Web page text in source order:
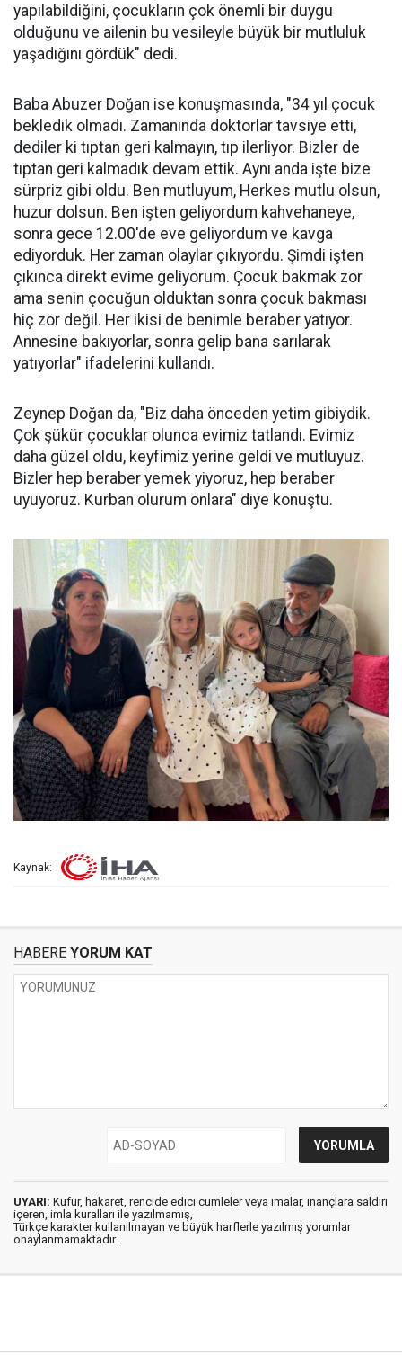
yapılabildiğini, çocukların çok önemli bir duygu
olduğunu ve ailenin bu vesileyle büyük bir mutluluk
yaşadığını gördük" dedi.
Baba Abuzer Doğan ise konuşmasında, "34 yıl çocuk
bekledik olmadı. Zamanında doktorlar tavsiye etti,
dediler ki tıptan geri kalmayın, tıp ilerliyor. Bizler de
tıptan geri kalmadık devam ettik. Aynı anda işte bize
sürpriz gibi oldu. Ben mutluyum, Herkes mutlu olsun,
huzur dolsun. Ben işten geliyordum kahvehaneye,
sonra gece 12.00'de eve geliyordum ve kavga
ediyorduk. Her zaman olaylar çıkıyordu. Şimdi işten
çıkınca direkt evime geliyorum. Çocuk bakmak zor
ama senin çocuğun olduktan sonra çocuk bakması
hiç zor değil. Her ikisi de benimle beraber yatıyor.
Annesine bakıyorlar, sonra gelip bana sarılarak
yatıyorlar" ifadelerini kullandı.
Zeynep Doğan da, "Biz daha önceden yetim gibiydik.
Çok şükür çocuklar olunca evimiz tatlandı. Evimiz
daha güzel oldu, keyfimiz yerine geldi ve mutluyuz.
Bizler hep beraber yemek yiyoruz, hep beraber
uyuyoruz. Kurban olurum onlara" diye konuştu.
Kaynak:
HABERE YORUM KAT
UYARI: Küfür, hakaret, rencide edici cümleler veya imalar, inançlara saldırı
içeren, imla kuralları ile yazılmamış,
Türkçe karakter kullanılmayan ve büyük harflerle yazılmış yorumlar
onaylanmamaktadır.